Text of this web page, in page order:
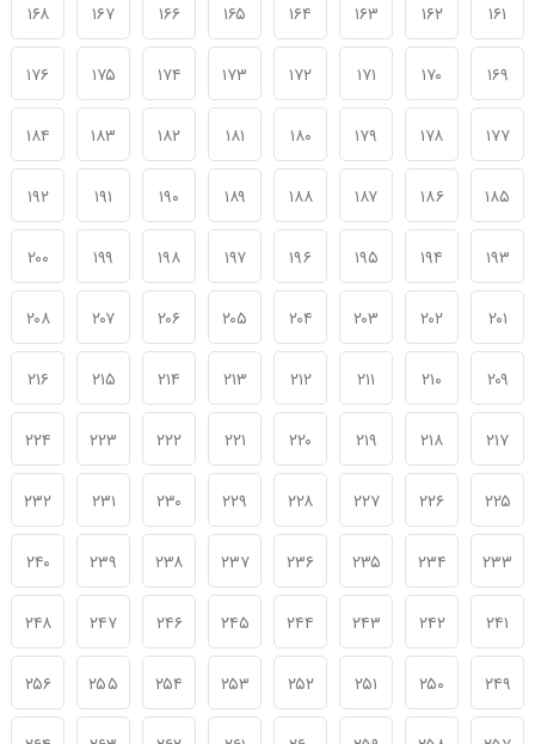
۱۶۱ ۱۶۲ ۱۶۳ ۱۶۴ ۱۶۵ ۱۶۶ ۱۶۷ ۱۶۸
۱۶۹ ۱۷۰ ۱۷۱ ۱۷۲ ۱۷۳ ۱۷۴ ۱۷۵ ۱۷۶
۱۷۷ ۱۷۸ ۱۷۹ ۱۸۰ ۱۸۱ ۱۸۲ ۱۸۳ ۱۸۴
۱۸۵ ۱۸۶ ۱۸۷ ۱۸۸ ۱۸۹ ۱۹۰ ۱۹۱ ۱۹۲
۱۹۳ ۱۹۴ ۱۹۵ ۱۹۶ ۱۹۷ ۱۹۸ ۱۹۹ ۲۰۰
۲۰۱ ۲۰۲ ۲۰۳ ۲۰۴ ۲۰۵ ۲۰۶ ۲۰۷ ۲۰۸
۲۰۹ ۲۱۰ ۲۱۱ ۲۱۲ ۲۱۳ ۲۱۴ ۲۱۵ ۲۱۶
۲۱۷ ۲۱۸ ۲۱۹ ۲۲۰ ۲۲۱ ۲۲۲ ۲۲۳ ۲۲۴
۲۲۵ ۲۲۶ ۲۲۷ ۲۲۸ ۲۲۹ ۲۳۰ ۲۳۱ ۲۳۲
۲۳۳ ۲۳۴ ۲۳۵ ۲۳۶ ۲۳۷ ۲۳۸ ۲۳۹ ۲۴۰
۲۴۱ ۲۴۲ ۲۴۳ ۲۴۴ ۲۴۵ ۲۴۶ ۲۴۷ ۲۴۸
۲۴۹ ۲۵۰ ۲۵۱ ۲۵۲ ۲۵۳ ۲۵۴ ۲۵۵ ۲۵۶